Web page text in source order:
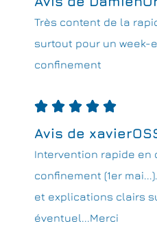
Très content de la
surtout pour un week-
confinement
    
Avis de
Intervention rapide en
confinement (1er
et explications clairs
éventuel...Merci